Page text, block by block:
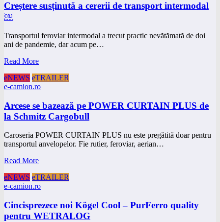
Creștere susținută a cererii de transport intermodal
￼
Transportul feroviar intermodal a trecut practic nevătămată de doi
ani de pandemie, dar acum pe…
Read More
eNEWS eTRAILER
e-camion.ro
Arcese se bazează pe POWER CURTAIN PLUS de
la Schmitz Cargobull
Caroseria POWER CURTAIN PLUS nu este pregătită doar pentru
transportul anvelopelor. Fie rutier, feroviar, aerian…
Read More
eNEWS eTRAILER
e-camion.ro
Cincisprezece noi Kögel Cool – PurFerro quality
pentru WETRALOG